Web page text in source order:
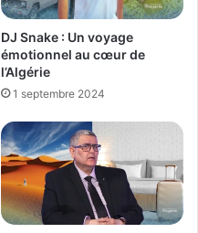
DJ Snake : Un voyage
émotionnel au cœur de
l’Algérie
1 septembre 2024